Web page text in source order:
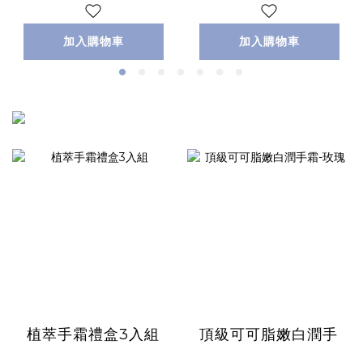
加入購物車 加入購物車
植萃手霜禮盒3入組
頂級可可脂嫩白潤手